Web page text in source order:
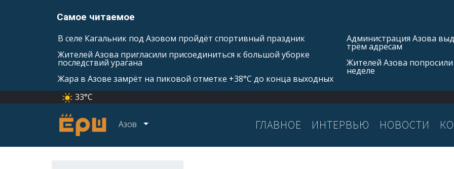
Самое читаемое
В селе Кагальник под Азовом пройдёт спортивный праздник
Жителей Азова пригласили присоединиться к большой уборке
последствий урагана
Жара в Азове замрёт на пиковой отметке +38°С до конца выходных
Администрация Азова
трём адресам
Жителей Азова
неделе
33°C
Азов ГЛАВНОЕ ИНТЕРВЬЮ НОВОСТИ